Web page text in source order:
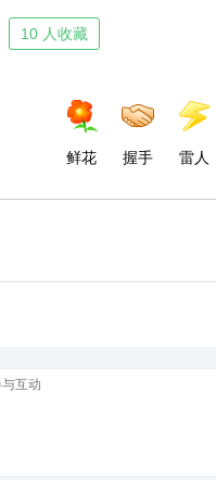
10 人收藏
鲜花 握手 雷人